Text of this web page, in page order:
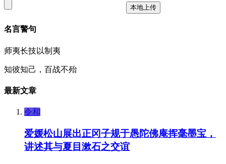
本地上传
名言警句
师夷长技以制夷
知彼知己，百战不殆
最新文章
令和
爱媛松山展出正冈子规于愚陀佛庵挥毫墨宝，
讲述其与夏目漱石之交谊